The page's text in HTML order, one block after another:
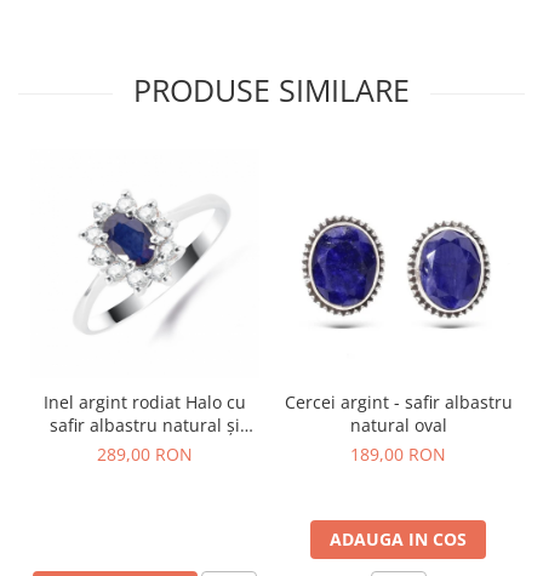
PRODUSE SIMILARE
Inel argint rodiat Halo cu
safir albastru natural și
diamante simulate
289,00 RON
Cercei argint - safir albastru
natural oval
189,00 RON
ADAUGA IN COS